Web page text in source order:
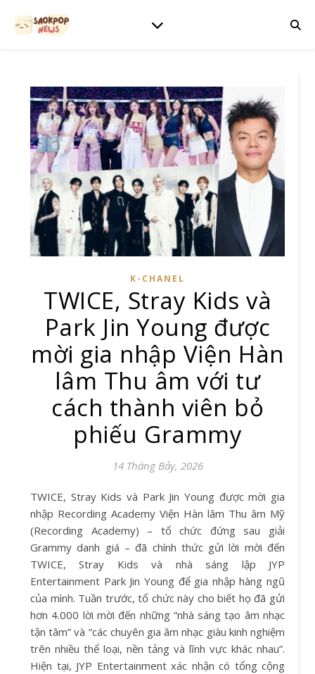
K-CHANEL
TWICE, Stray Kids và
Park Jin Young được
mời gia nhập Viện Hàn
lâm Thu âm với tư
cách thành viên bỏ
phiếu Grammy
14 Tháng Bảy, 2026
TWICE, Stray Kids và Park Jin Young được mời gia
nhập Recording Academy Viện Hàn lâm Thu âm Mỹ
(Recording Academy) – tổ chức đứng sau giải
Grammy danh giá – đã chính thức gửi lời mời đến
TWICE, Stray Kids và nhà sáng lập JYP
Entertainment Park Jin Young để gia nhập hàng ngũ
của mình. Tuần trước, tổ chức này cho biết họ đã gửi
hơn 4.000 lời mời đến những “nhà sáng tạo âm nhạc
tận tâm” và “các chuyên gia âm nhạc giàu kinh nghiệm
trên nhiều thể loại, nền tảng và lĩnh vực khác nhau”.
Hiện tại, JYP Entertainment xác nhận có tổng cộng